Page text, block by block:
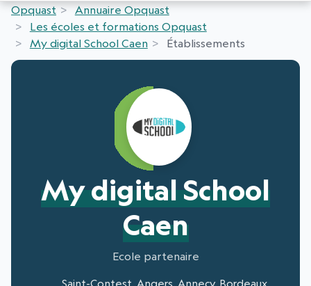
Opquast
Annuaire Opquast
Les écoles et formations Opquast
My digital School Caen
Établissements
My digital School
Caen
Ecole partenaire